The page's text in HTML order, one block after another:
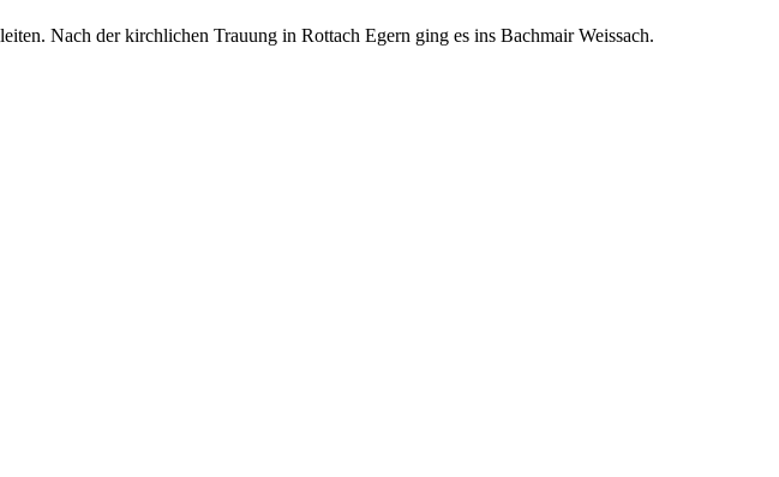
Nach der kirchlichen Trauung in Rottach Egern ging es ins Bachmair Weissach.